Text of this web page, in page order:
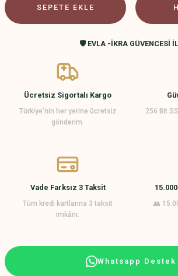
SEPETE EKLE
🛡️ EVLA -İKRA GÜVENCESİ
Ücretsiz Sigortalı Kargo
Türkiye’nin her yerine ücretsiz
gönderim.
256 Bit
Vade Farksız 3 Taksit
Tüm kredi kartlarına 3 taksit
imkânı.
👥
Whatsapp Destek